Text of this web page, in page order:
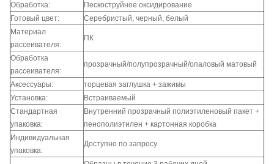
Обработка:
Пескоструйное оксидирование
Готовый цвет:
Серебристый, черный, белый
Материал
рассеивателя:
ПК
Обработка
рассеивателя:
прозрачный/полупрозрачный/опаловый матовый
Аксессуары:
торцевая заглушка + зажимы
Установка:
Встраиваемый
Стандартная
упаковка:
Внутренний прозрачный полиэтиленовый пакет +
пенополиэтилен + картонная коробка
Индивидуальная
упаковка:
Доступно по запросу